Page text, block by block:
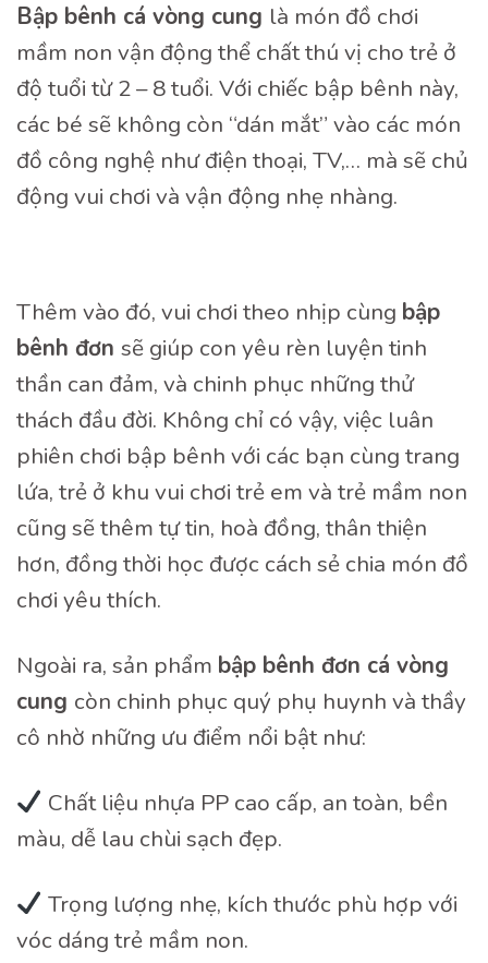
Bập bênh cá vòng cung là món đồ chơi
mầm non vận động thể chất thú vị cho trẻ ở
độ tuổi từ 2 – 8 tuổi. Với chiếc bập bênh này,
các bé sẽ không còn “dán mắt” vào các món
đồ công nghệ như điện thoại, TV,… mà sẽ chủ
động vui chơi và vận động nhẹ nhàng.
Thêm vào đó, vui chơi theo nhịp cùng bập
bênh đơn sẽ giúp con yêu rèn luyện tinh
thần can đảm, và chinh phục những thử
thách đầu đời. Không chỉ có vậy, việc luân
phiên chơi bập bênh với các bạn cùng trang
lứa, trẻ ở khu vui chơi trẻ em và trẻ mầm non
cũng sẽ thêm tự tin, hoà đồng, thân thiện
hơn, đồng thời học được cách sẻ chia món đồ
chơi yêu thích.
Ngoài ra, sản phẩm bập bênh đơn cá vòng
cung còn chinh phục quý phụ huynh và thầy
cô nhờ những ưu điểm nổi bật như:
Chất liệu nhựa PP cao cấp, an toàn, bền
màu, dễ lau chùi sạch đẹp.
Trọng lượng nhẹ, kích thước phù hợp với
vóc dáng trẻ mầm non.